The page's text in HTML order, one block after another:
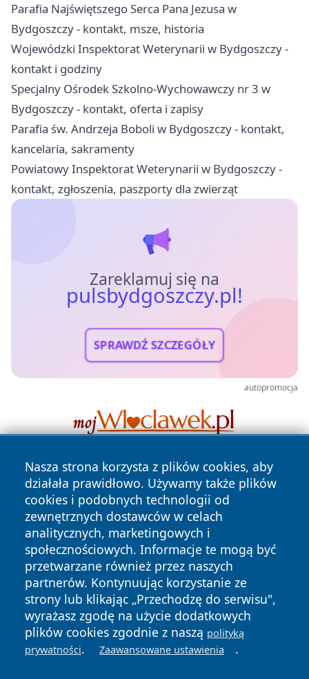
Parafia Najświętszego Serca Pana Jezusa w
Bydgoszczy - kontakt, msze, historia
Wojewódzki Inspektorat Weterynarii w Bydgoszczy -
kontakt i godziny
Specjalny Ośrodek Szkolno-Wychowawczy nr 3 w
Bydgoszczy - kontakt, oferta i zapisy
Parafia św. Andrzeja Boboli w Bydgoszczy - kontakt,
kancelaria, sakramenty
Powiatowy Inspektorat Weterynarii w Bydgoszczy -
kontakt, zgłoszenia, paszporty dla zwierząt
Zareklamuj się na
pulsbydgoszczy.pl!
SPRAWDŹ SZCZEGÓŁY
autopromocja
Nasza strona korzysta z plików cookies, aby
działała prawidłowo. Używamy także plików
cookies i podobnych technologii od
zewnętrznych dostawców w celach
analitycznych, marketingowych i
społecznościowych. Informacje te mogą być
przetwarzane również przez naszych
partnerów. Kontynuując korzystanie ze
strony lub klikając „Przechodzę do serwisu",
wyrażasz zgodę na użycie dodatkowych
plików cookies zgodnie z naszą polityką
prywatności. Zaawansowane ustawienia .
Copyright © 2026 pulsbydgoszczy.pl Wszystkie prawa
zastrzeżone.
News Autorzy
Polityka
Prywatności
Polityka
Cookies